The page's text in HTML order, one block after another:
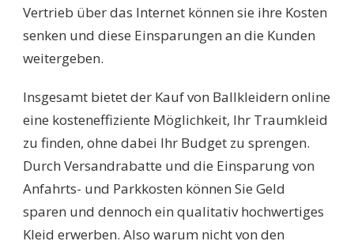
Vertrieb über das Internet können sie ihre Kosten
senken und diese Einsparungen an die Kunden
weitergeben.
Insgesamt bietet der Kauf von Ballkleidern online
eine kosteneffiziente Möglichkeit, Ihr Traumkleid
zu finden, ohne dabei Ihr Budget zu sprengen.
Durch Versandrabatte und die Einsparung von
Anfahrts- und Parkkosten können Sie Geld
sparen und dennoch ein qualitativ hochwertiges
Kleid erwerben. Also warum nicht von den